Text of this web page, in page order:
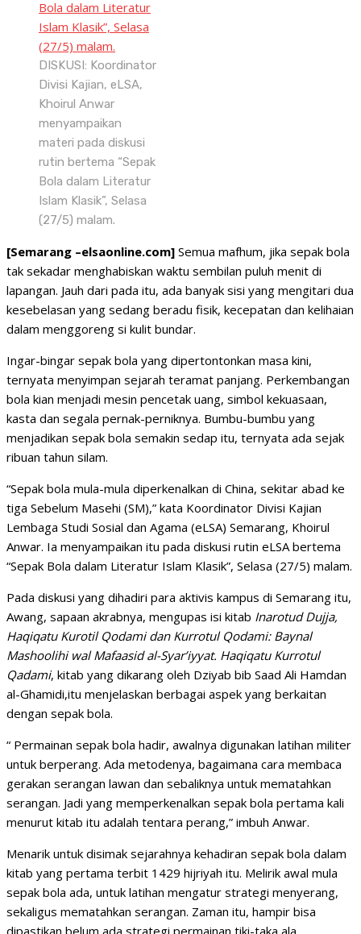
DISKUSI: Koordinator
Divisi Kajian, eLSA,
Khoirul Anwar
menyampaikan
materi pada diskusi
rutin bertema “Sepak
Bola dalam Literatur
Islam Klasik”, Selasa
(27/5) malam.
[Semarang –elsaonline.com] Semua mafhum, jika sepak bola
tak sekadar menghabiskan waktu sembilan puluh menit di
lapangan. Jauh dari pada itu, ada banyak sisi yang mengitari dua
kesebelasan yang sedang beradu fisik, kecepatan dan kelihaian
dalam menggoreng si kulit bundar.
Ingar-bingar sepak bola yang dipertontonkan masa kini,
ternyata menyimpan sejarah teramat panjang. Perkembangan
bola kian menjadi mesin pencetak uang, simbol kekuasaan,
kasta dan segala pernak-perniknya. Bumbu-bumbu yang
menjadikan sepak bola semakin sedap itu, ternyata ada sejak
ribuan tahun silam.
“Sepak bola mula-mula diperkenalkan di China, sekitar abad ke
tiga Sebelum Masehi (SM),” kata Koordinator Divisi Kajian
Lembaga Studi Sosial dan Agama (eLSA) Semarang, Khoirul
Anwar. Ia menyampaikan itu pada diskusi rutin eLSA bertema
“Sepak Bola dalam Literatur Islam Klasik”, Selasa (27/5) malam.
Pada diskusi yang dihadiri para aktivis kampus di Semarang itu,
Awang, sapaan akrabnya, mengupas isi kitab Inarotud Dujja,
Haqiqatu Kurotil Qodami dan Kurrotul Qodami: Baynal
Mashoolihi wal Mafaasid al-Syar’iyyat. Haqiqatu Kurrotul
Qadami, kitab yang dikarang oleh Dziyab bib Saad Ali Hamdan
al-Ghamidi,itu menjelaskan berbagai aspek yang berkaitan
dengan sepak bola.
“ Permainan sepak bola hadir, awalnya digunakan latihan militer
untuk berperang. Ada metodenya, bagaimana cara membaca
gerakan serangan lawan dan sebaliknya untuk mematahkan
serangan. Jadi yang memperkenalkan sepak bola pertama kali
menurut kitab itu adalah tentara perang,” imbuh Anwar.
Menarik untuk disimak sejarahnya kehadiran sepak bola dalam
kitab yang pertama terbit 1429 hijriyah itu. Melirik awal mula
sepak bola ada, untuk latihan mengatur strategi menyerang,
sekaligus mematahkan serangan. Zaman itu, hampir bisa